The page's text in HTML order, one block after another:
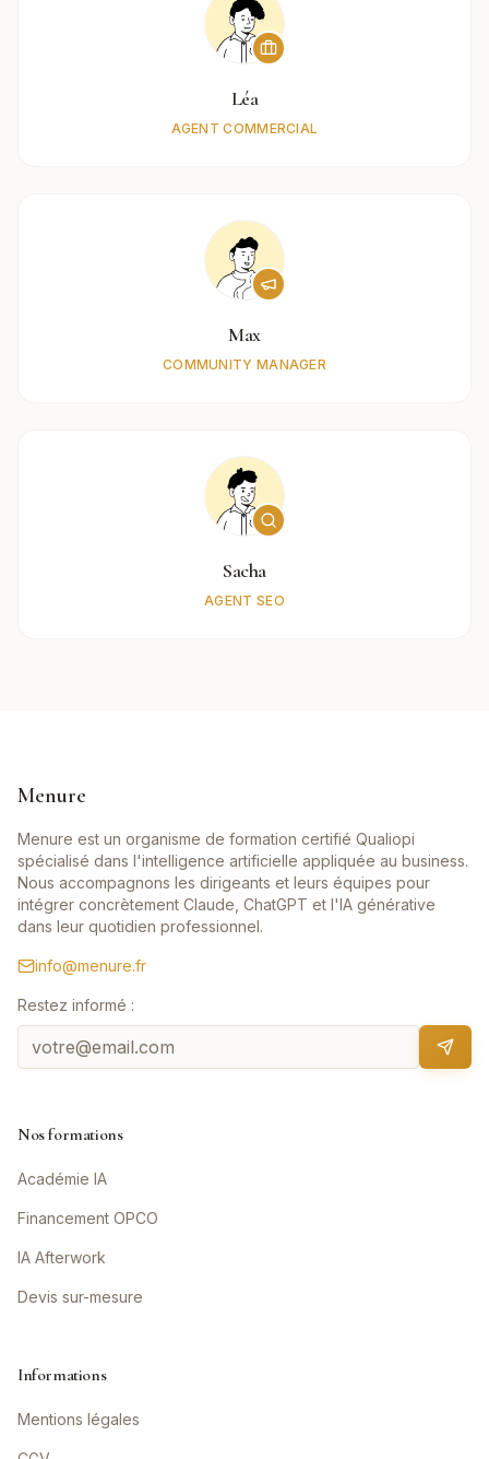
Léa
AGENT COMMERCIAL
Max
COMMUNITY MANAGER
Sacha
AGENT SEO
Menure
Menure est un organisme de formation certifié Qualiopi
spécialisé dans l'intelligence artificielle appliquée au business.
Nous accompagnons les dirigeants et leurs équipes pour
intégrer concrètement Claude, ChatGPT et l'IA générative
dans leur quotidien professionnel.
info@menure.fr
Restez informé :
Nos formations
Académie IA
Financement OPCO
IA Afterwork
Devis sur-mesure
Informations
Mentions légales